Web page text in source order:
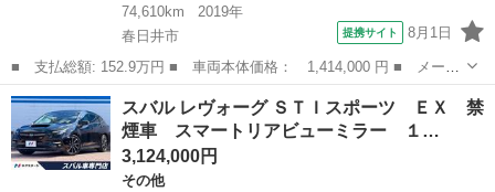
74,610km
2019年
春日井市
提携サイト 8月1日
■ 支払総額: 152.9万円 ■ 車両本体価格： 1,414,000 円 ■ メーカ
ー名： スバル ■ 車種名： レヴォーグ ■ グレード名： １．６
ＧＴ－Ｓアイサイト アドバンテージライン 禁煙車 後期Ｆ型 ス
マ―トリ...
愛知 春日井市
スバル レヴォーグ ＳＴＩスポーツ ＥＸ 禁
煙車 スマートリアビューミラー １…
3,124,000円
その他